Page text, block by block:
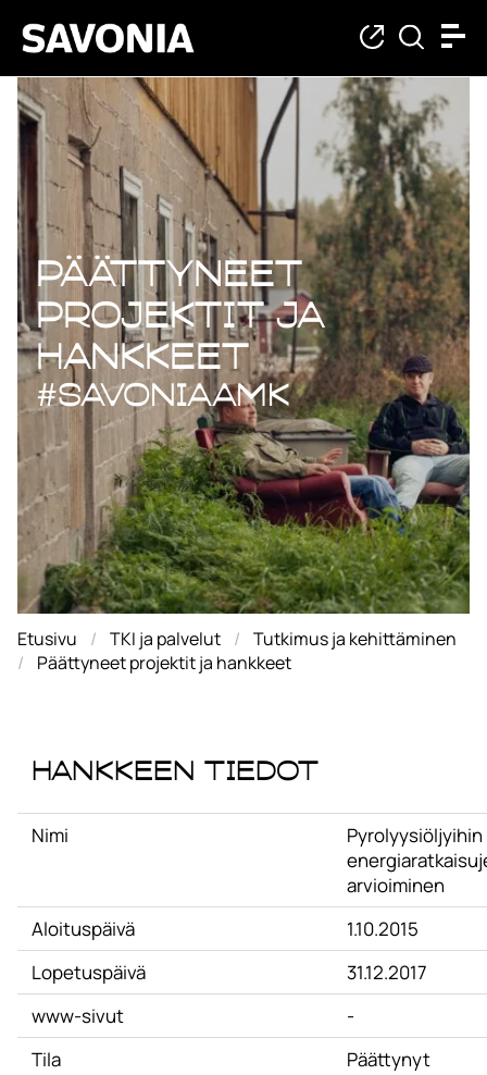
Päättyneet
Päättyneet
projektit ja
hankkeet
#savoniaAMK
Etusivu TKI ja palvelut
Tutkimus ja kehittäminen
Päättyneet projektit ja hankkeet
Hankkeen tiedot
Nimi
arvioiminen
Aloituspäivä
1.10.2015
Lopetuspäivä
31.12.2017
www-sivut
-
Tila
Päättynyt